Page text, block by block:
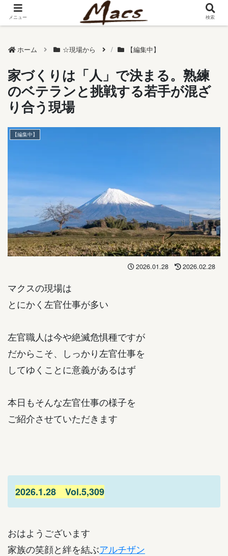
ホーム ☆現場から 【編集中】
家づくりは「人」で決まる。熟練
のベテランと挑戦する若手が混ざ
り合う現場
【編集中】
2026.01.28 2026.02.28
マクスの現場は
とにかく左官仕事が多い
左官職人は今や絶滅危惧種ですが
だからこそ、しっかり左官仕事を
してゆくことに意義があるはず
本日もそんな左官仕事の様子を
ご紹介させていただきます
2026.1.28 Vol.5,309
おはようございます
家族の笑顔と絆を結ぶアルチザン
メニュー 検索